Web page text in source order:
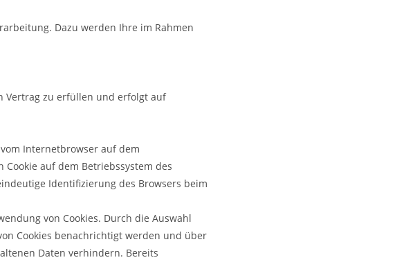
Dazu werden Ihre im Rahmen
Vertrag zu erfüllen und erfolgt auf
Internetbrowser auf dem
auf dem Betriebssystem des
Identifizierung des Browsers beim
von Cookies. Durch die Auswahl
Cookies benachrichtigt werden und über
Daten verhindern. Bereits